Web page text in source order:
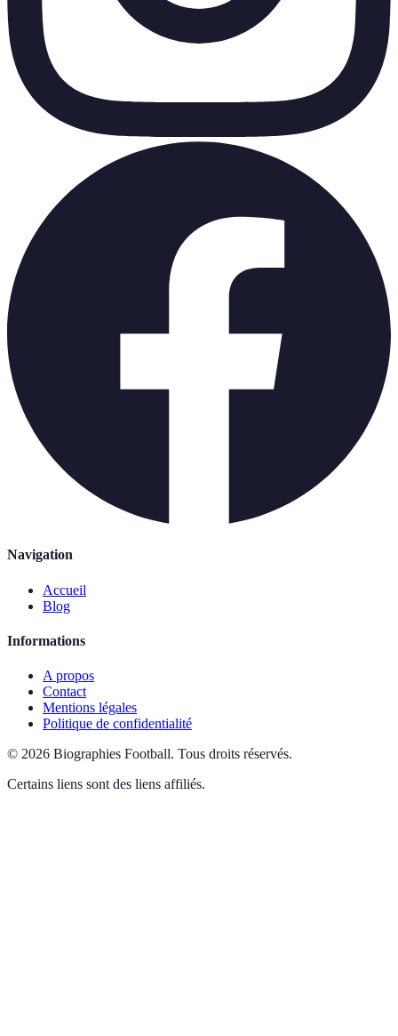
Navigation
Accueil
Blog
Informations
A propos
Contact
Mentions légales
Politique de confidentialité
© 2026 Biographies Football. Tous droits réservés.
Certains liens sont des liens affiliés.